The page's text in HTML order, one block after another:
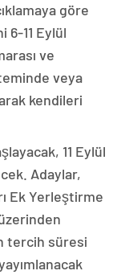
göre
11 Eylül
ve
veya
kendileri
11 Eylül
Adaylar,
Ek Yerleştirme
tercih süresi